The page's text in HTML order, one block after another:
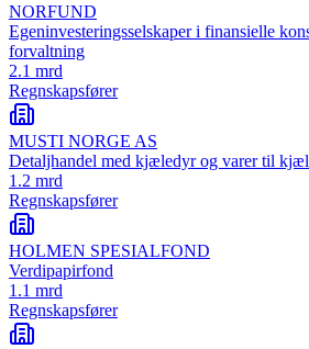
NORFUND
Egeninvesteringsselskaper i finansielle
forvaltning
2.1 mrd
Regnskapsfører
MUSTI NORGE AS
Detaljhandel med kjæledyr og varer til
1.2 mrd
Regnskapsfører
HOLMEN SPESIALFOND
Verdipapirfond
1.1 mrd
Regnskapsfører